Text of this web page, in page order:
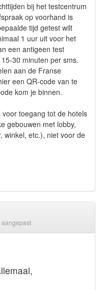
bij het testcentrum
op voorhand is
tijd getest wilt
1 uur uit voor het
een antigeen test
30 minuten per sms.
aan de Franse
een QR-code van te
kom je binnen.
toegang tot de hotels
gebouwen met lobby,
winkel, etc.), niet voor de